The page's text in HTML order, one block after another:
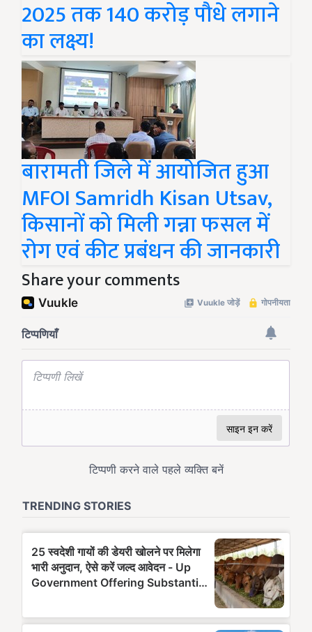
2025 तक 140 करोड़ पौधे लगाने
का लक्ष्य!
बारामती जिले में आयोजित हुआ
MFOI Samridh Kisan Utsav,
किसानों को मिली गन्ना फसल में
रोग एवं कीट प्रबंधन की जानकारी
Share your comments